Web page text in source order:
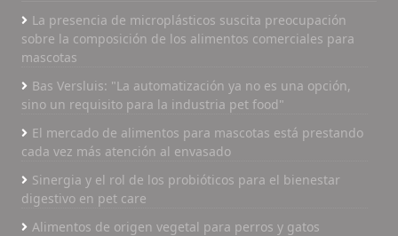
La presencia de microplásticos suscita preocupación
sobre la composición de los alimentos comerciales para
mascotas
Bas Versluis: "La automatización ya no es una opción,
sino un requisito para la industria pet food"
El mercado de alimentos para mascotas está prestando
cada vez más atención al envasado
Sinergia y el rol de los probióticos para el bienestar
digestivo en pet care
Alimentos de origen vegetal para perros y gatos